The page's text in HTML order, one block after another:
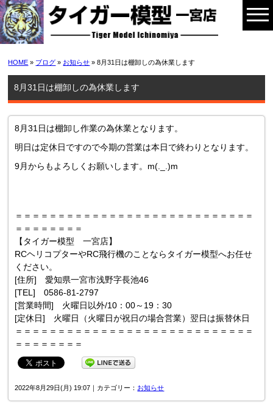
HOME » ブログ » お知らせ » 8月31日は棚卸しの為休業します
8月31日は棚卸しの為休業します
8月31日は棚卸し作業の為休業となります。
明日は定休日ですので今期の営業は本日で終わりとなります。
9月からもよろしくお願いします。m(._.)m
＝＝＝＝＝＝＝＝＝＝＝＝＝＝＝＝＝＝＝＝＝＝＝＝＝＝＝＝
＝＝＝＝＝＝＝＝
【タイガー模型 一宮店】
RCヘリコプターやRC飛行機のことならタイガー模型へお任せ
ください。
[住所] 愛知県一宮市浅野字長池46
[TEL] 0586-81-2797
[営業時間] 火曜日以外/10：00～19：30
[定休日] 火曜日（火曜日が祝日の場合営業）翌日は振替休日
＝＝＝＝＝＝＝＝＝＝＝＝＝＝＝＝＝＝＝＝＝＝＝＝＝＝＝＝
＝＝＝＝＝＝＝＝
2022年8月29日(月) 19:07｜カテゴリー： お知らせ